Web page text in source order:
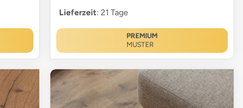
Lieferzeit: 21 Tage
PREMIUM
MUSTER